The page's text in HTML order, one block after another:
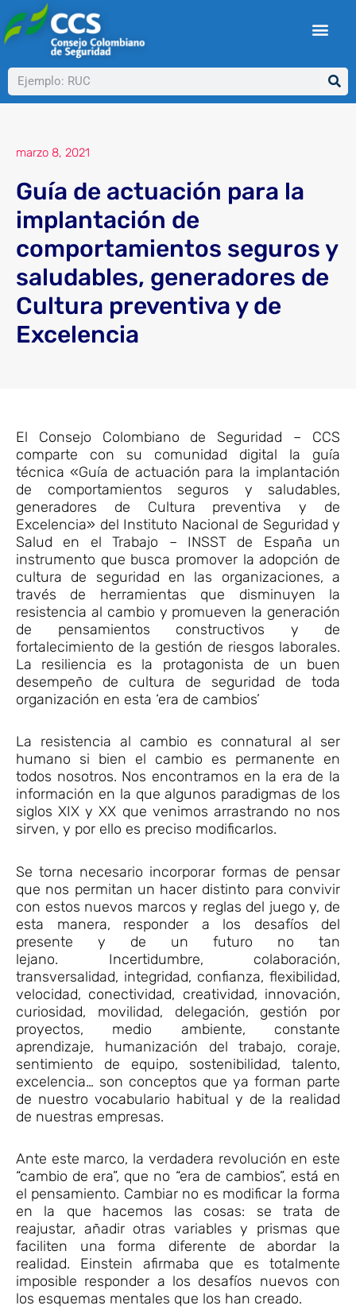
al
contenido
Buscar
marzo 8, 2021
Guía de actuación para la
implantación de
comportamientos seguros y
saludables, generadores de
Cultura preventiva y de
Excelencia
El Consejo Colombiano de Seguridad – CCS
comparte con su comunidad digital la guía
técnica «Guía de actuación para la implantación
de comportamientos seguros y saludables,
generadores de Cultura preventiva y de
Excelencia» del Instituto Nacional de Seguridad y
Salud en el Trabajo – INSST de España un
instrumento que busca promover la adopción de
cultura de seguridad en las organizaciones, a
través de herramientas que disminuyen la
resistencia al cambio y promueven la generación
de pensamientos constructivos y de
fortalecimiento de la gestión de riesgos laborales.
La resiliencia es la protagonista de un buen
desempeño de cultura de seguridad de toda
organización en esta ‘era de cambios’
La resistencia al cambio es connatural al ser
humano si bien el cambio es permanente en
todos nosotros. Nos encontramos en la era de la
información en la que algunos paradigmas de los
siglos XIX y XX que venimos arrastrando no nos
sirven, y por ello es preciso modificarlos.
Se torna necesario incorporar formas de pensar
que nos permitan un hacer distinto para convivir
con estos nuevos marcos y reglas del juego y, de
esta manera, responder a los desafíos del
presente y de un futuro no tan
lejano. Incertidumbre, colaboración,
transversalidad, integridad, confianza, flexibilidad,
velocidad, conectividad, creatividad, innovación,
curiosidad, movilidad, delegación, gestión por
proyectos, medio ambiente, constante
aprendizaje, humanización del trabajo, coraje,
sentimiento de equipo, sostenibilidad, talento,
excelencia… son conceptos que ya forman parte
de nuestro vocabulario habitual y de la realidad
de nuestras empresas.
Ante este marco, la verdadera revolución en este
“cambio de era”, que no “era de cambios”, está en
el pensamiento. Cambiar no es modificar la forma
en la que hacemos las cosas: se trata de
reajustar, añadir otras variables y prismas que
faciliten una forma diferente de abordar la
realidad. Einstein afirmaba que es totalmente
imposible responder a los desafíos nuevos con
los esquemas mentales que los han creado.